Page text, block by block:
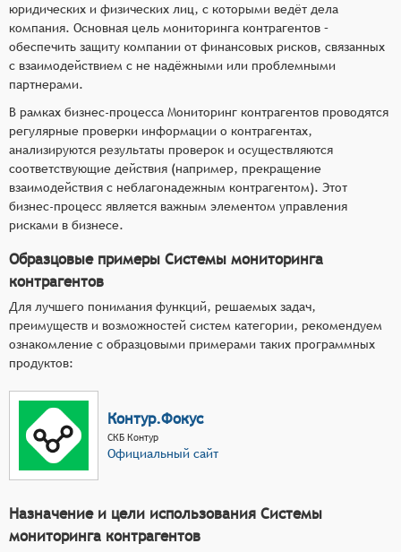
юридических и физических лиц, с которыми ведёт дела
компания. Основная цель мониторинга контрагентов –
обеспечить защиту компании от финансовых рисков, связанных
с взаимодействием с не надёжными или проблемными
партнерами.
В рамках бизнес-процесса Мониторинг контрагентов проводятся
регулярные проверки информации о контрагентах,
анализируются результаты проверок и осуществляются
соответствующие действия (например, прекращение
взаимодействия с неблагонадежным контрагентом). Этот
бизнес-процесс является важным элементом управления
рисками в бизнесе.
Образцовые примеры Системы мониторинга
контрагентов
Для лучшего понимания функций, решаемых задач,
преимуществ и возможностей систем категории, рекомендуем
ознакомление с образцовыми примерами таких программных
продуктов:
Контур.Фокус
СКБ Контур
Официальный сайт
Назначение и цели использования Системы
мониторинга контрагентов